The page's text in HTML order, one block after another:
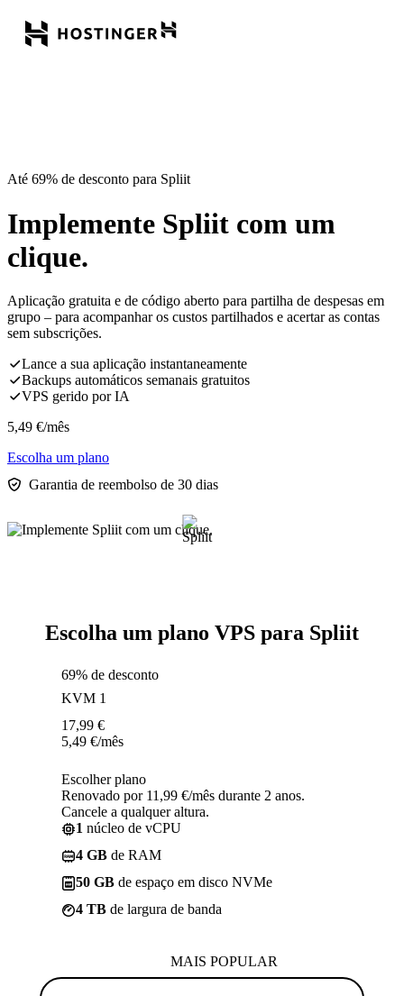
Até 69% de desconto para Spliit
Implemente Spliit com um
clique.
Aplicação gratuita e de código aberto para partilha de despesas em
grupo – para acompanhar os custos partilhados e acertar as contas
sem subscrições.
Lance a sua aplicação instantaneamente
Backups automáticos semanais gratuitos
VPS gerido por IA
5,49 €/mês
Escolha um plano
Garantia de reembolso de 30 dias
Escolha um plano VPS para Spliit
69% de desconto
KVM 1
17,99 €
5,49 €/mês
Escolher plano
Renovado por 11,99 €/mês durante 2 anos.
Cancele a qualquer altura.
1 núcleo de vCPU
4 GB de RAM
50 GB de espaço em disco NVMe
4 TB de largura de banda
MAIS POPULAR